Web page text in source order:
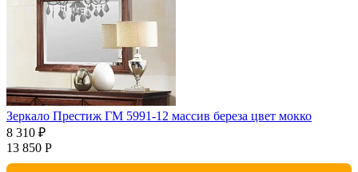
Зеркало Престиж ГМ 5991-12 массив береза цвет мокко
8 310 ₽
13 850 Р